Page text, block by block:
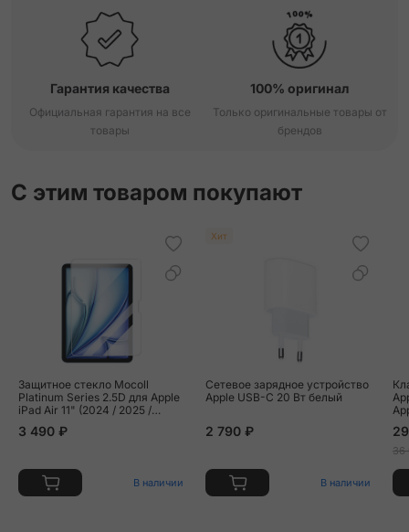
Гарантия качества
Официальная гарантия на все
товары
100% оригинал
Только оригинальные товары от
брендов
С этим товаром покупают
Защитное стекло Mocoll
Platinum Series 2.5D для Apple
iPad Air 11" (2024 / 2025 /
3 490 ₽
В наличии
Хит
Сетевое зарядное устройство
Apple USB-C 20 Вт белый
2 790 ₽
В наличии
36